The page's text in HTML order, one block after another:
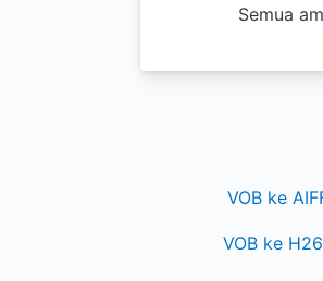
Semua
VOB ke
VOB ke